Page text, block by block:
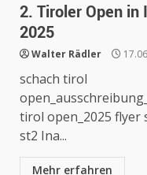
2. Tiroler Open
2025
Walter Rädler
schach tirol
tirol open_2025 flyer
st2 Ina...
Mehr erfahren